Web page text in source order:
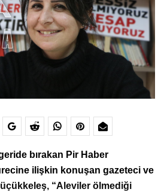
bırakan Pir Haber
ilişkin konuşan gazeteci ve
“Aleviler ölmediği